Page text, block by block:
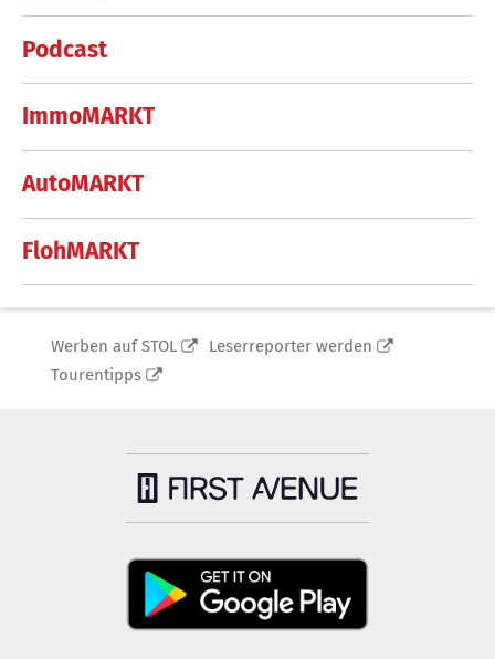
Podcast
ImmoMARKT
AutoMARKT
FlohMARKT
Werben auf STOL
Leserreporter werden
Tourentipps